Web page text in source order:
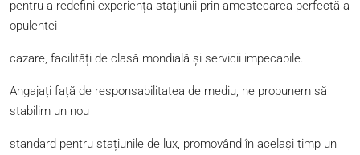
pentru a redefini experiența stațiunii prin amestecarea perfectă a
opulentei
cazare, facilități de clasă mondială și servicii impecabile.
Angajați față de responsabilitatea de mediu, ne propunem să
stabilim un nou
standard pentru stațiunile de lux, promovând în același timp un